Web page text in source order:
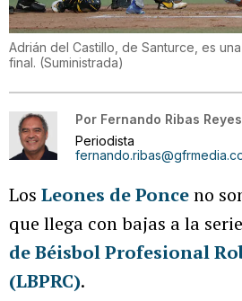
Adrián del Castillo, de Santurce, es
final. (Suministrada)
Por Fernando Ribas Reyes
Periodista
Los Leones de Ponceno
que llega con bajas a la
de Béisbol Profesional
(LBPRC).